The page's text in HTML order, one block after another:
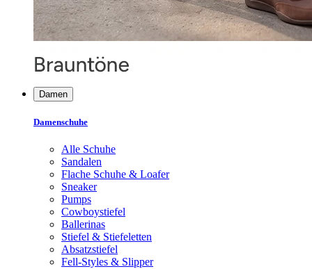
Damen
Damenschuhe
Alle Schuhe
Sandalen
Flache Schuhe & Loafer
Sneaker
Pumps
Cowboystiefel
Ballerinas
Stiefel & Stiefeletten
Absatzstiefel
Fell-Styles & Slipper